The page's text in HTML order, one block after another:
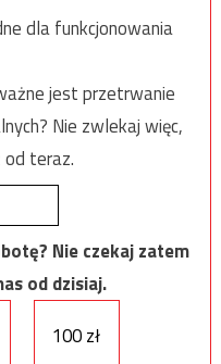
dla funkcjonowania
jest przetrwanie
Nie zwlekaj więc,
od teraz.
Nie czekaj zatem
od dzisiaj.
100 zł